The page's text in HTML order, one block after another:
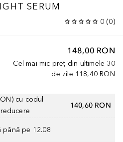
SERUM
0 (0)
148,00 RON
Cel mai mic preț din ultimele 30
de zile 118,40 RON
cu codul
140,60 RON
până pe 12.08